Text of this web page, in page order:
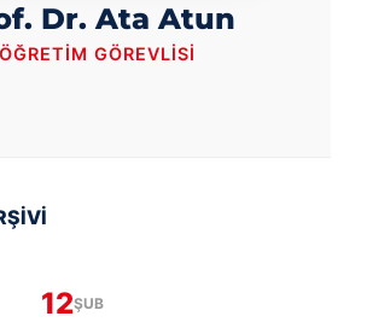
Dr. Ata Atun
ÖĞRETIM GÖREVLISI
12ŞUB